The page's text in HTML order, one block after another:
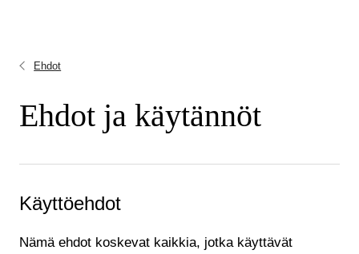
Ehdot
Ehdot ja käytännöt
Käyttöehdot
Nämä ehdot koskevat kaikkia, jotka käyttävät